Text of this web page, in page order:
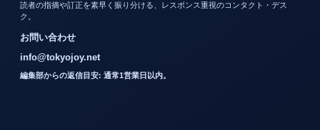
読者の指摘や訂正を素早く振り分ける、レスポンス重視のコンタクト・デス
ク。
お問い合わせ
info@tokyojoy.net
編集部からの返信目安: 通常1営業日以内。